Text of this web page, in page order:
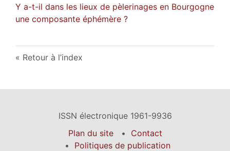
Y a-t-il dans les lieux de pèlerinages en Bourgogne
une composante éphémère ?
Retour à l’index
ISSN électronique 1961-9936
Plan du site
Contact
Politiques de publication